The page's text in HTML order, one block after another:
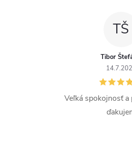
TŠ
Tibor
Veľká spokojnosť